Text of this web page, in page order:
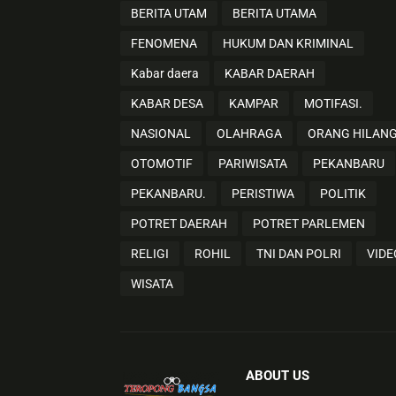
BERITA UTAM BERITA UTAMA
FENOMENA HUKUM DAN KRIMINAL
Kabar daera KABAR DAERAH
KABAR DESA KAMPAR MOTIFASI.
NASIONAL OLAHRAGA ORANG
OTOMOTIF PARIWISATA PEKANBARU
PEKANBARU. PERISTIWA POLITIK
POTRET DAERAH POTRET PARLEMEN
RELIGI ROHIL TNI DAN POLRI
WISATA
ABOUT US